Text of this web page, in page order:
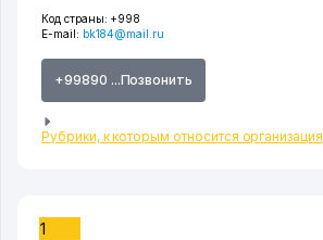
Код страны: +998
E-mail: bk184@mail.ru
+99890 ...Позвонить
Рубрики, к которым относится организация
1